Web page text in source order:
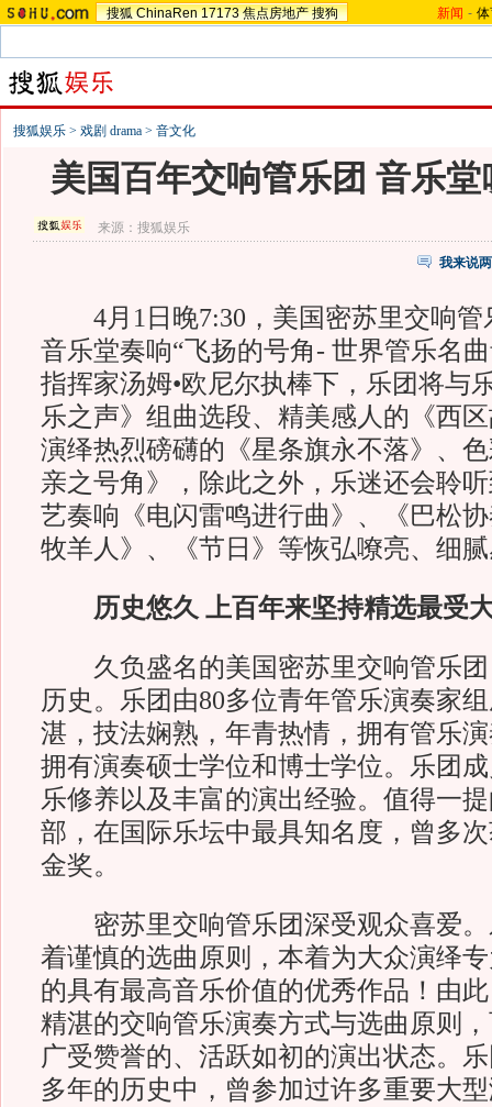
搜狐 ChinaRen 17173 焦点房地产 搜狗 新闻 -
搜狐娱乐 > 戏剧 drama > 音文化
美国百年交响管乐团 音乐
来源：搜狐娱乐
我来说
4月1日晚7:30，美国密苏里交响管
音乐堂奏响“飞扬的号角- 世界管乐名
指挥家汤姆•欧尼尔执棒下，乐团将与
乐之声》组曲选段、精美感人的《西
演绎热烈磅礴的《星条旗永不落》、
亲之号角》，除此之外，乐迷还会聆
艺奏响《电闪雷鸣进行曲》、《巴松
牧羊人》、《节日》等恢弘嘹亮、细
历史悠久 上百年来坚持精选最受
久负盛名的美国密苏里交响管乐团
历史。乐团由80多位青年管乐演奏家
湛，技法娴熟，年青热情，拥有管乐
拥有演奏硕士学位和博士学位。乐团
乐修养以及丰富的演出经验。值得一
部，在国际乐坛中最具知名度，曾多
金奖。
密苏里交响管乐团深受观众喜爱。
着谨慎的选曲原则，本着为大众演绎
的具有最高音乐价值的优秀作品！由
精湛的交响管乐演奏方式与选曲原则
广受赞誉的、活跃如初的演出状态。
多年的历史中，曾参加过许多重要大